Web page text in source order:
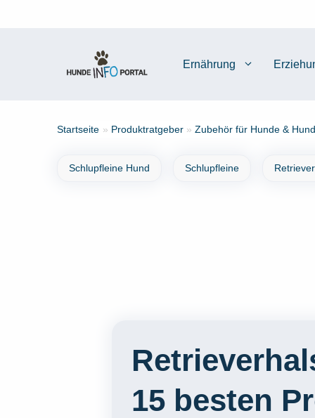
Ernährung
Startseite » Produktratgeber » Zubehör für Hunde &
Schlupfleine Hund Schlupfleine
15 besten